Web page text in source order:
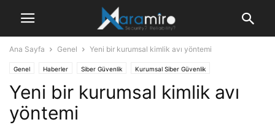
Ana Sayfa Genel Yeni bir kurumsal kimlik avı yöntemi
Genel Haberler Siber Güvenlik Kurumsal Siber Güvenlik
Manşet Haberler
Yeni bir kurumsal kimlik avı
yöntemi